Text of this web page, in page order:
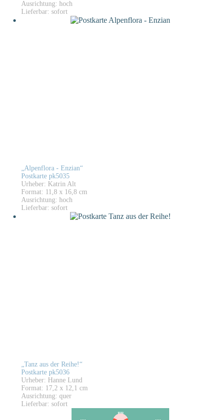
Ausrichtung: hoch
Lieferbar: sofort
„Alpenflora - Enzian“
Postkarte pk5035
Urheber: Katrin Alt
Format: 11,8 x 16,8 cm
Ausrichtung: hoch
Lieferbar: sofort
„Tanz aus der Reihe!“
Postkarte pk5036
Urheber: Hanne Lund
Format: 17,2 x 12,1 cm
Ausrichtung: quer
Lieferbar: sofort